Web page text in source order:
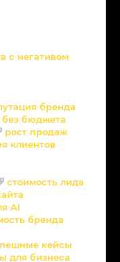
с негативом
бренда
без бюджета
рост продаж
клиентов
стоимость лида
AI
бренда
кейсы
для бизнеса